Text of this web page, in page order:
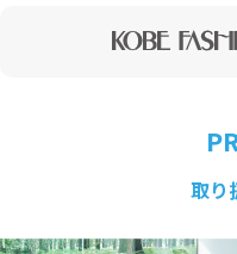
神戸で家具・インテリアを購入するなら、
取り